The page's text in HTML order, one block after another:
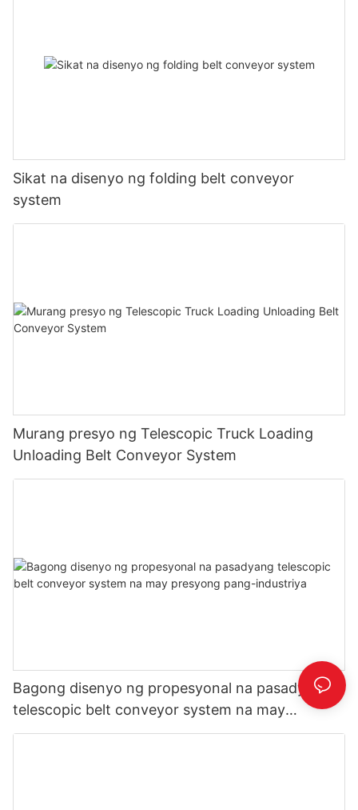
Sikat na disenyo ng folding belt conveyor
system
Murang presyo ng Telescopic Truck Loading
Unloading Belt Conveyor System
Bagong disenyo ng propesyonal na pasadyang
telescopic belt conveyor system na may
presyong pang-industriya